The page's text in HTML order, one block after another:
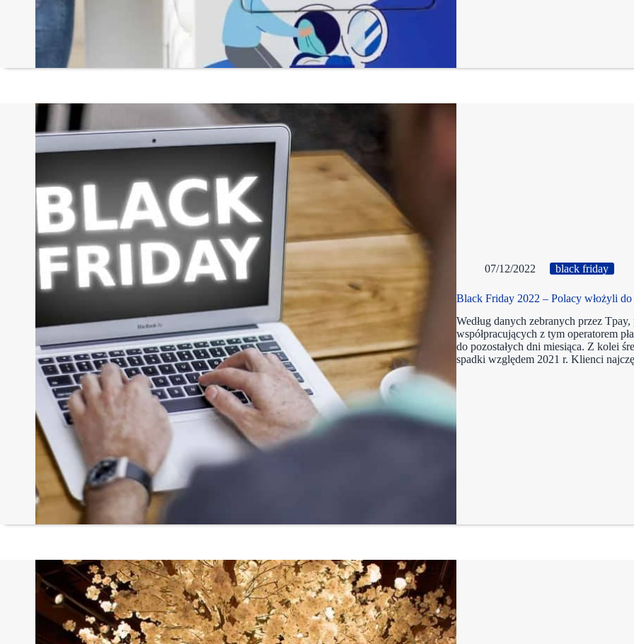
07/12/2022 black friday
Black Friday 2022 – Polacy włożyli
Według danych zebranych przez
współpracujących z tym operatorem
do pozostałych dni miesiąca. Z kolei
spadki względem 2021 r. Klienci